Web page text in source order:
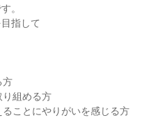
。
指して
方
り組める方
ことにやりがいを感じる方